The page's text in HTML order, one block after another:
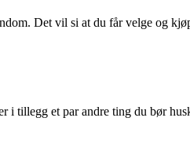
Det vil si at du får velge og
i tillegg et par andre ting du bør